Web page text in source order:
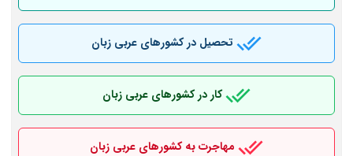
تحصیل در کشورهای عربی زبان
کار در کشورهای عربی زبان
مهاجرت به کشورهای عربی زبان